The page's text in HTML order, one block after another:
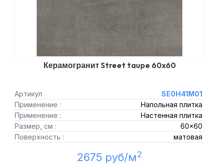
Керамогранит Street taupe 60x60
Артикул
SE0H41M01
Применение :
Напольная плитка
Применение :
Настенная плитка
Размер, см :
60x60
Поверхность :
матовая
2675 руб/м2